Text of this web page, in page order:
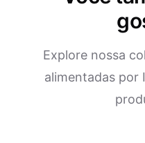
Explore nossa
alimentadas por